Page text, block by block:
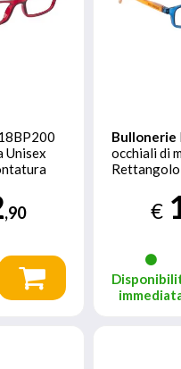
Unisex
,90
Bullonerie
occhiali di
€